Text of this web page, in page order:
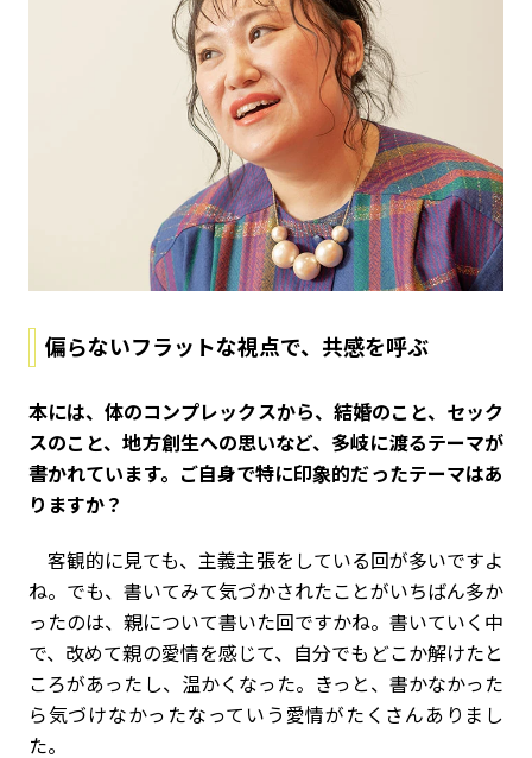
偏らないフラットな視点で、共感を呼ぶ
――本には、体のコンプレックスから、結婚のこと、セック
スのこと、地方創生への思いなど、多岐に渡るテーマが
書かれています。ご自身で特に印象的だったテーマはあ
りますか？
客観的に見ても、主義主張をしている回が多いですよ
ね。でも、書いてみて気づかされたことがいちばん多か
ったのは、親について書いた回ですかね。書いていく中
で、改めて親の愛情を感じて、自分でもどこか解けたと
ころがあったし、温かくなった。きっと、書かなかった
ら気づけなかったなっていう愛情がたくさんありまし
た。